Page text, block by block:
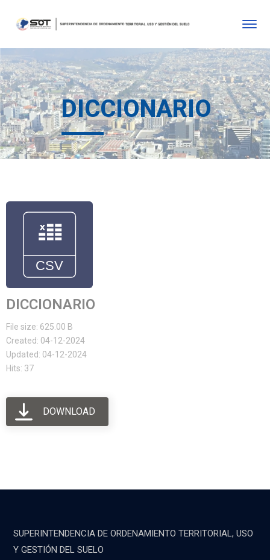
DICCIONARIO
DICCIONARIO
File size: 625.00 B
Created: 04-12-2024
Updated: 04-12-2024
Hits: 37
DOWNLOAD
SUPERINTENDENCIA DE ORDENAMIENTO TERRITORIAL, USO
Y GESTIÓN DEL SUELO